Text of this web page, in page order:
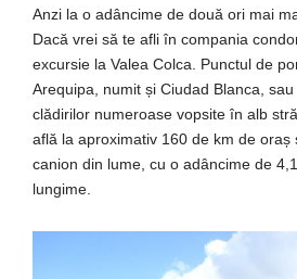
Anzi la o adâncime de două ori mai
Dacă vrei să te afli în compania
excursie la Valea Colca. Punctul de
Arequipa, numit și Ciudad Blanca,
clădirilor numeroase vopsite în alb
află la aproximativ 160 de km de oraș
canion din lume, cu o adâncime de
lungime.